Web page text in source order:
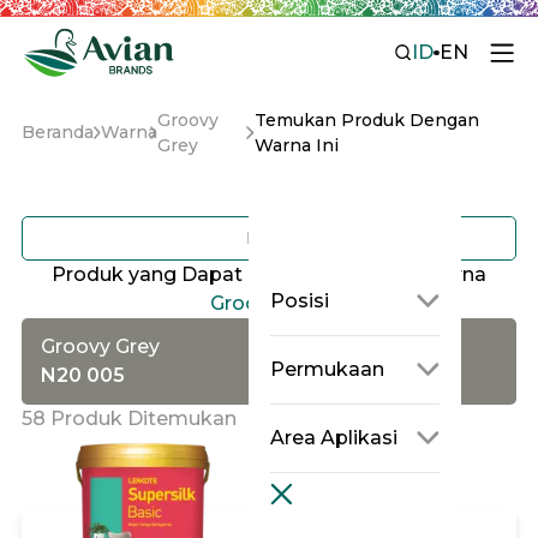
ID EN
Beranda Warna
Groovy
Grey
Temukan Produk Dengan
Warna Ini
Filter
Posisi
Permukaan
Area Aplikasi
Produk yang Dapat di Tinting dengan Warna
Groovy Grey
Groovy Grey
N20 005
58 Produk Ditemukan